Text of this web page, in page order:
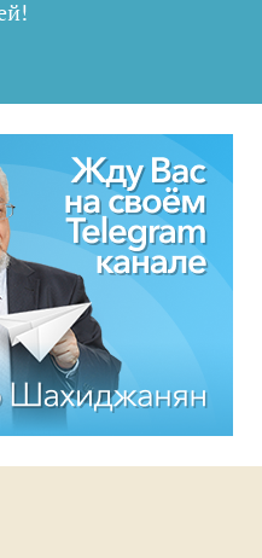
!